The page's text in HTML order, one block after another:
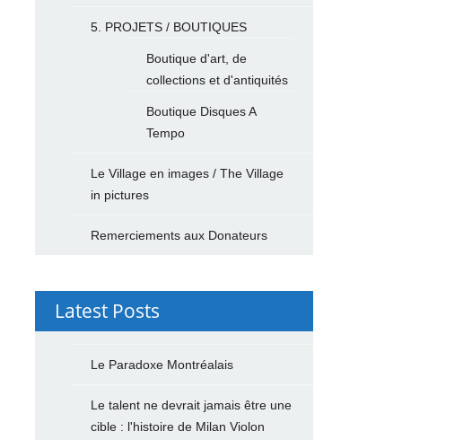
5. PROJETS / BOUTIQUES
Boutique d'art, de
collections et d'antiquités
Boutique Disques A
Tempo
Le Village en images / The Village
in pictures
Remerciements aux Donateurs
Latest Posts
Le Paradoxe Montréalais
Le talent ne devrait jamais être une
cible : l'histoire de Milan Violon